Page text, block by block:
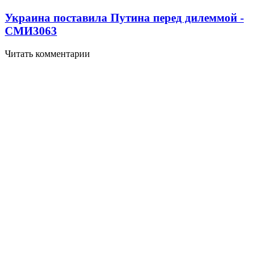
Украина поставила Путина перед дилеммой -
СМИ3063
Читать комментарии